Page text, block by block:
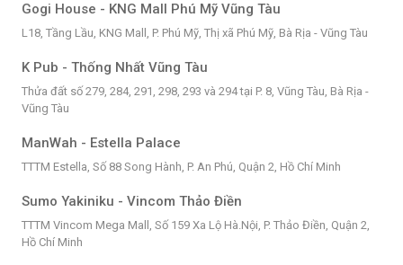
Gogi House - KNG Mall Phú Mỹ Vũng Tàu
L18, Tầng Lầu, KNG Mall, P. Phú Mỹ, Thị xã Phú Mỹ, Bà Rịa - Vũng Tàu
K Pub - Thống Nhất Vũng Tàu
Thửa đất số 279, 284, 291, 298, 293 và 294 tại P. 8, Vũng Tàu, Bà Rịa -
Vũng Tàu
ManWah - Estella Palace
TTTM Estella, Số 88 Song Hành, P. An Phú, Quận 2, Hồ Chí Minh
Sumo Yakiniku - Vincom Thảo Điền
TTTM Vincom Mega Mall, Số 159 Xa Lộ Hà.Nội, P. Thảo Điền, Quận 2,
Hồ Chí Minh